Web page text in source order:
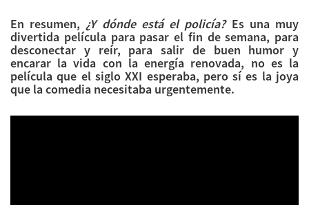
En resumen, ¿Y dónde está el policía?Es una muy
divertida película para pasar el fin de semana, para
desconectar y reír, para salir de buen humor y
encarar la vida con la energía renovada, no es la
película que el siglo XXI esperaba, pero sí es la joya
que la comedia necesitaba urgentemente.